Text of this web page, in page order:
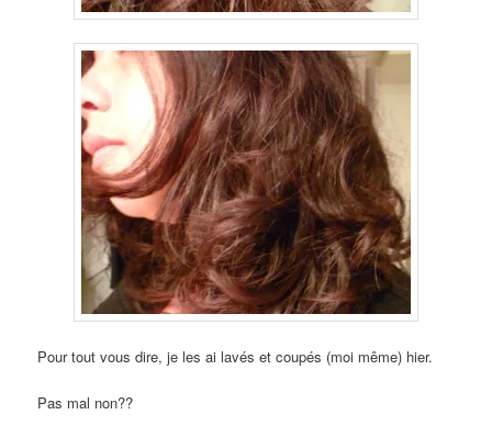
Pour tout vous dire, je les ai lavés et coupés (moi même) hier.
Pas mal non??